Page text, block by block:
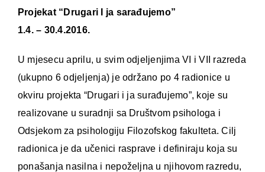
Projekat “Drugari I ja sarađujemo”
1.4. – 30.4.2016.
U mjesecu aprilu, u svim odjeljenjima VI i VII razreda
(ukupno 6 odjeljenja) je održano po 4 radionice u
okviru projekta “Drugari i ja surađujemo”, koje su
realizovane u suradnji sa Društvom psihologa i
Odsjekom za psihologiju Filozofskog fakulteta. Cilj
radionica je da učenici rasprave i definiraju koja su
ponašanja nasilna i nepoželjna u njihovom razredu,